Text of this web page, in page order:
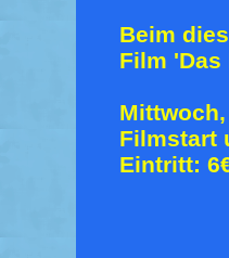
Beim
Film 'Das
Filmstart
Eintritt: